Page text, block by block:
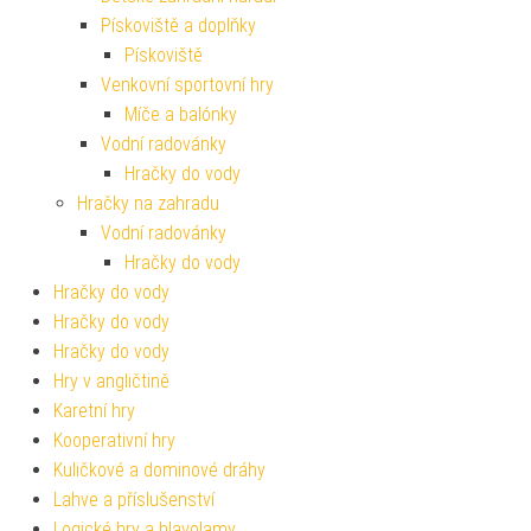
Pískoviště a doplňky
Pískoviště
Venkovní sportovní hry
Míče a balónky
Vodní radovánky
Hračky do vody
Hračky na zahradu
Vodní radovánky
Hračky do vody
Hračky do vody
Hračky do vody
Hračky do vody
Hry v angličtině
Karetní hry
Kooperativní hry
Kuličkové a dominové dráhy
Lahve a příslušenství